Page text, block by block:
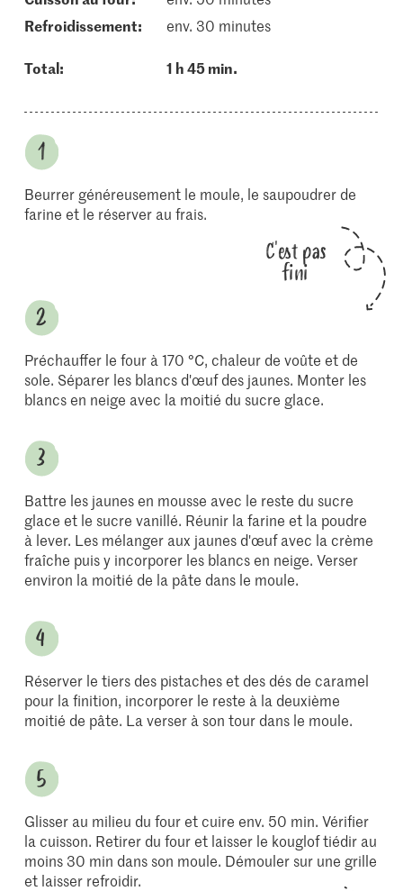
refroidissement:
env. 30 minutes
Total: 1 h 45 min.
Beurrer généreusement le moule, le saupoudrer de
farine et le réserver au frais.
C'est pas
fini
Préchauffer le four à 170 °C, chaleur de voûte et de
sole. Séparer les blancs d'œuf des jaunes. Monter les
blancs en neige avec la moitié du sucre glace.
Battre les jaunes en mousse avec le reste du sucre
glace et le sucre vanillé. Réunir la farine et la poudre
à lever. Les mélanger aux jaunes d'œuf avec la crème
fraîche puis y incorporer les blancs en neige. Verser
environ la moitié de la pâte dans le moule.
Réserver le tiers des pistaches et des dés de caramel
pour la finition, incorporer le reste à la deuxième
moitié de pâte. La verser à son tour dans le moule.
Glisser au milieu du four et cuire env. 50 min. Vérifier
la cuisson. Retirer du four et laisser le kouglof tiédir au
moins 30 min dans son moule. Démouler sur une grille
et laisser refroidir.